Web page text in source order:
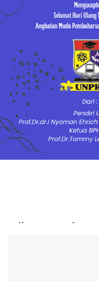
Paling Banyak